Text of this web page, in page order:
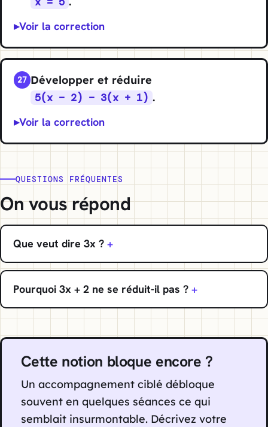
Voir la correction
27 Développer et réduire
5(x − 2) − 3(x + 1) .
Voir la correction
QUESTIONS FRÉQUENTES
On vous répond
Que veut dire 3x ?
Pourquoi 3x + 2 ne se réduit-il pas ?
Cette notion bloque encore ?
Un accompagnement ciblé débloque
souvent en quelques séances ce qui
semblait insurmontable. Décrivez votre